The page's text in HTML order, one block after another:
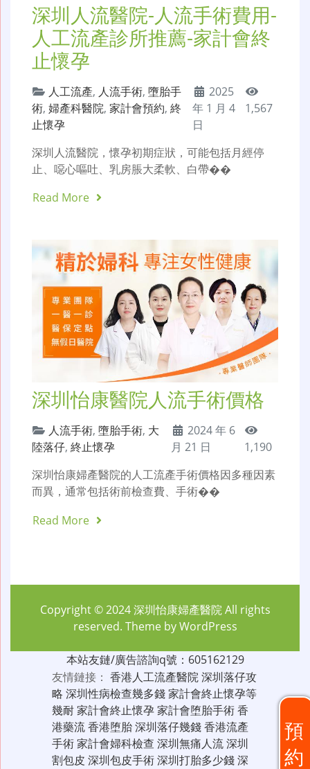
深圳人流醫院-人流手術費用-
人工流產診所推薦-家計會終
止懷孕
人工流產, 人流手術, 墮胎手
術, 婦產科醫院, 家計會預約, 終
止懷孕
2025
年 1 月 4
日
1,567
深圳人流醫院，懷孕初期症狀，可能包括月經停
止、噁心嘔吐、乳房脹大柔軟、白帶��
Read More
深圳怡康醫院人流手術價格
人流手術, 墮胎手術, 大
陸落仔, 終止懷孕
2024 年 6
月 21 日
1,190
深圳怡康婦產醫院的人工流產手術價格因多種因素
而異，通常包括術前檢查費、手術��
Read More
預
約
Copyright © 2024深圳怡康婦產醫院All rights
reserved. Theme byWordPress
本站友鏈/廣告諮詢q號：605162129
友情鏈接： 香港人工流產醫院深圳落仔攻
略 深圳性病檢查幾多錢家計會終止懷孕等
幾耐家計會終止懷孕家計會堕胎手術香
港藥流香港堕胎深圳落仔幾錢香港流產
手術家計會婦科檢查 深圳無痛人流深圳
割包皮 深圳包皮手術深圳打胎多少錢深